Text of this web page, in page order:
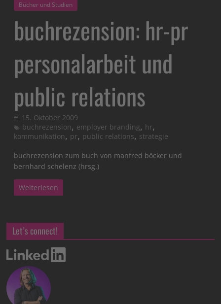
Bücher und Studien
buchrezension: hr-pr
personalarbeit und
public relations
15. Oktober 2009
buchrezension, employer branding, hr,
kommunikation, pr, public relations, strategie
buchrezension zum buch von manfred böcker und
bernhard schelenz (hrsg.)
Weiterlesen
Let’s connect!